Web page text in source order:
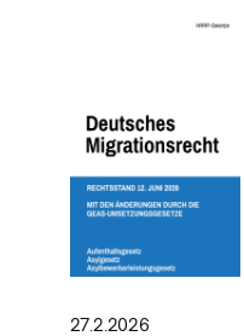
27.2.2026